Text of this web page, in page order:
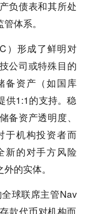
负债表和其所处
体系。
）形成了鲜明对
公司或特殊目的
备资产（如国库
供1:1的支持。稳
备资产透明度、
于机构投资者而
新的对手方风险
的实体。
球联席主管Nav
款代币对机构而